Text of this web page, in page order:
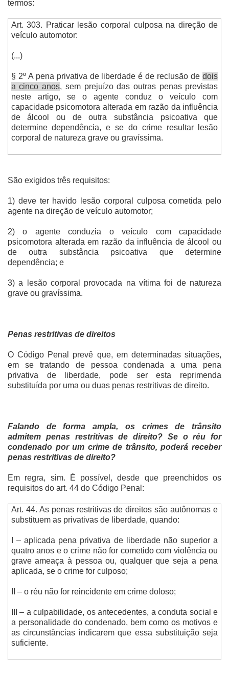
termos:
Art. 303. Praticar lesão corporal culposa na direção de
veículo automotor:
(...)
§ 2º A pena privativa de liberdade é de reclusão dedois
a cinco anos, sem prejuízo das outras penas previstas
neste artigo, se o agente conduz o veículo com
capacidade psicomotora alterada em razão da influência
de álcool ou de outra substância psicoativa que
determine dependência, e se do crime resultar lesão
corporal de natureza grave ou gravíssima.
São exigidos três requisitos:
1) deve ter havido lesão corporal culposa cometida pelo
agente na direção de veículo automotor;
2) o agente conduzia o veículo com capacidade
psicomotora alterada em razão da influência de álcool ou
de outra substância psicoativa que determine
dependência; e
3) a lesão corporal provocada na vítima foi de natureza
grave ou gravíssima.
Penas restritivas de direitos
O Código Penal prevê que, em determinadas situações,
em se tratando de pessoa condenada a uma pena
privativa de liberdade, pode ser esta reprimenda
substituída por uma ou duas penas restritivas de direito.
Falando de forma ampla, os crimes de trânsito
admitem penas restritivas de direito? Se o réu for
condenado por um crime de trânsito, poderá receber
penas restritivas de direito?
Em regra, sim. É possível, desde que preenchidos os
requisitos do art. 44 do Código Penal:
Art. 44. As penas restritivas de direitos são autônomas e
substituem as privativas de liberdade, quando:
I – aplicada pena privativa de liberdade não superior a
quatro anos e o crime não for cometido com violência ou
grave ameaça à pessoa ou, qualquer que seja a pena
aplicada, se o crime for culposo;
II – o réu não for reincidente em crime doloso;
III – a culpabilidade, os antecedentes, a conduta social e
a personalidade do condenado, bem como os motivos e
as circunstâncias indicarem que essa substituição seja
suficiente.